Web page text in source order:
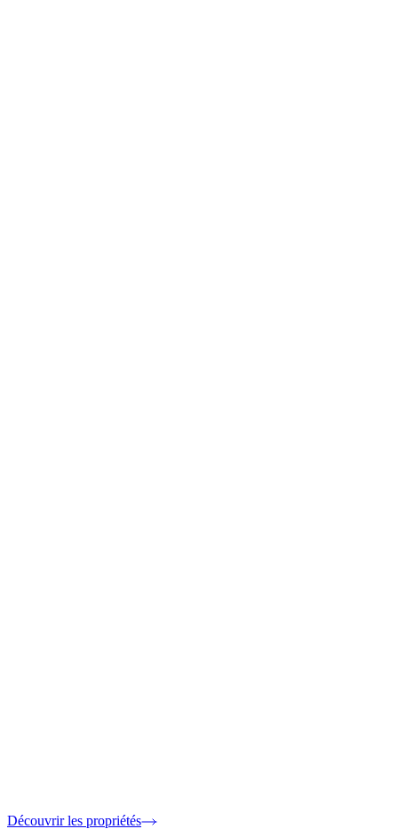
5 Chambres · 317 m2 intérieur
Découvrir les propriétés